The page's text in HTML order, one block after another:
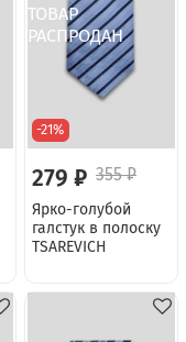
-21%
279 ₽ 355 ₽
Ярко-голубой
галстук в полоску
TSAREVICH